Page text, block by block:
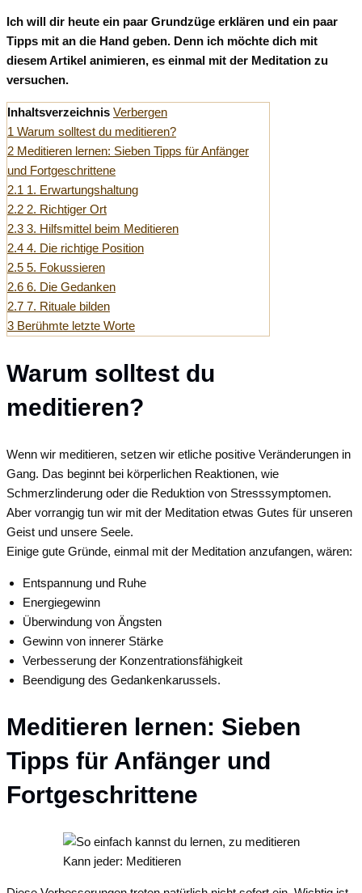
Ich will dir heute ein paar Grundzüge erklären und ein paar
Tipps mit an die Hand geben. Denn ich möchte dich mit
diesem Artikel animieren, es einmal mit der Meditation zu
versuchen.
Inhaltsverzeichnis Verbergen
1 Warum solltest du meditieren?
2 Meditieren lernen: Sieben Tipps für Anfänger
und Fortgeschrittene
2.1 1. Erwartungshaltung
2.2 2. Richtiger Ort
2.3 3. Hilfsmittel beim Meditieren
2.4 4. Die richtige Position
2.5 5. Fokussieren
2.6 6. Die Gedanken
2.7 7. Rituale bilden
3 Berühmte letzte Worte
Warum solltest du
meditieren?
Wenn wir meditieren, setzen wir etliche positive Veränderungen in
Gang. Das beginnt bei körperlichen Reaktionen, wie
Schmerzlinderung oder die Reduktion von Stresssymptomen.
Aber vorrangig tun wir mit der Meditation etwas Gutes für unseren
Geist und unsere Seele.
Einige gute Gründe, einmal mit der Meditation anzufangen, wären:
Entspannung und Ruhe
Energiegewinn
Überwindung von Ängsten
Gewinn von innerer Stärke
Verbesserung der Konzentrationsfähigkeit
Beendigung des Gedankenkarussels.
Meditieren lernen: Sieben
Tipps für Anfänger und
Fortgeschrittene
Kann jeder: Meditieren